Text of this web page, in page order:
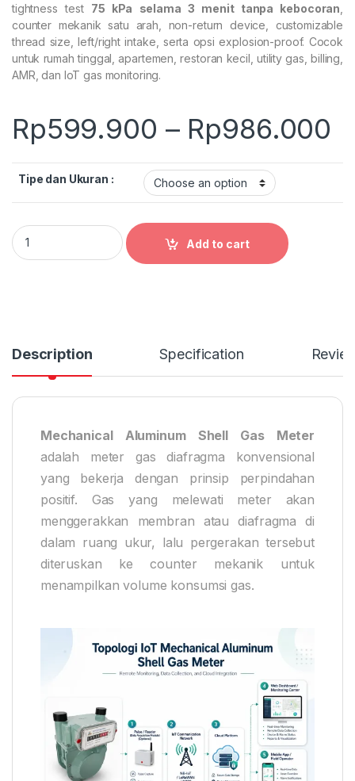
tightness test 75 kPa selama 3 menit tanpa kebocoran
counter mekanik satu arah, non-return device, customizable
thread size, left/right intake, serta opsi explosion-proof. Cocok
untuk rumah tinggal, apartemen, restoran kecil, utility gas, billing,
AMR, dan IoT gas monitoring.
Rp599.900 – Rp986.000
Tipe dan Ukuran :
Mechanical Aluminum Shell Gas Meter quantity
Add to cart
Description Specification
Mechanical Aluminum Shell Gas Meter
adalah meter gas diafragma konvensional
yang bekerja dengan prinsip perpindahan
positif. Gas yang melewati meter akan
menggerakkan membran atau diafragma di
dalam ruang ukur, lalu pergerakan tersebut
diteruskan ke counter mekanik untuk
menampilkan volume konsumsi gas.